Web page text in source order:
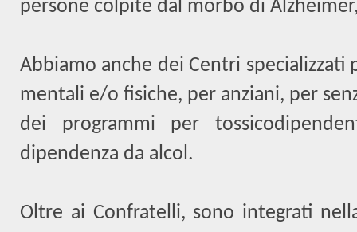
persone colpite dal morbo di
Abbiamo anche dei Centri specializzati
mentali e/o fisiche, per anziani, per
dei programmi per
dipendenza da alcol.
Oltre ai Confratelli, sono integrati